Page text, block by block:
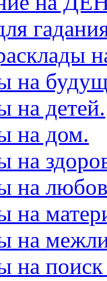
на
на детей.
на дом.
на
на
на
на
на